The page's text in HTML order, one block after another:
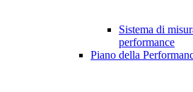
Sistema di
performance
Piano della